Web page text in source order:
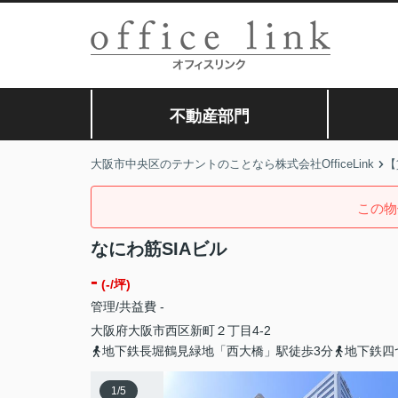
不動産部門
大阪市中央区のテナントのことなら株式会社OfficeLink
この
なにわ筋SIAビル
- (-/坪)
管理/共益費 -
大阪府大阪市西区新町２丁目4-2
地下鉄長堀鶴見緑地「西大橋」駅徒歩3分
地下鉄四
1/5